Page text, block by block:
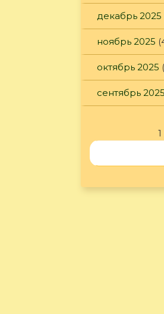
декабрь 2025
ноябрь 2025
октябрь 2025
сентябрь 2025